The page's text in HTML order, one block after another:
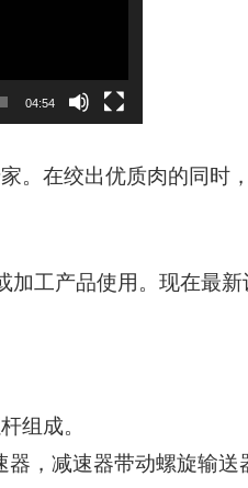
04:54
在绞出优质肉的同时，
产品使用。现在最新
组成。
减速器带动螺旋输送